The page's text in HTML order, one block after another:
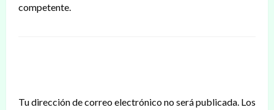
competente.
Tu dirección de correo electrónico no será publicada. Los